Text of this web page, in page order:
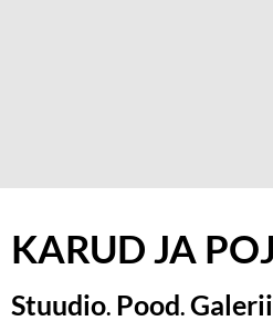
KARUD JA
Stuudio. Pood. Galerii